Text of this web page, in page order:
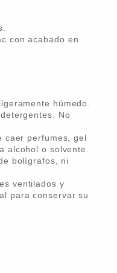
con acabado en
húmedo.
No
caer perfumes, gel
alcohol o solvente.
bolígrafos, ni
ventilados y
para conservar su